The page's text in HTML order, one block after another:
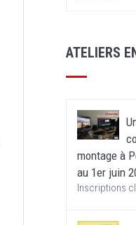
ATELIERS
montage à
au 1er juin
Inscriptions